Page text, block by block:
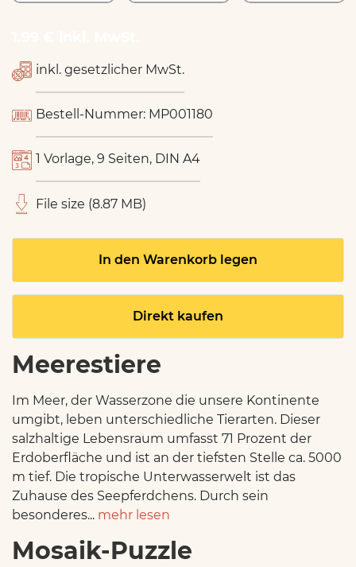
inkl. gesetzlicher MwSt.
Bestell-Nummer: MP001180
1 Vorlage, 9 Seiten, DIN A4
File size (8.87 MB)
In den Warenkorb legen
Direkt kaufen
Meerestiere
Im Meer, der Wasserzone die unsere Kontinente
umgibt, leben unterschiedliche Tierarten. Dieser
salzhaltige Lebensraum umfasst 71 Prozent der
Erdoberfläche und ist an der tiefsten Stelle ca. 5000
m tief. Die tropische Unterwasserwelt ist das
Zuhause des Seepferdchens. Durch sein
besonderes... mehr lesen
Mosaik-Puzzle